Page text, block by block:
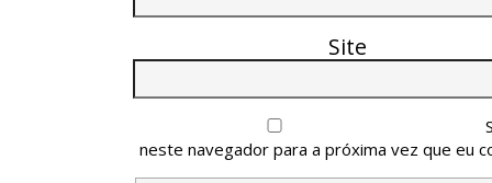
Site
neste navegador para a próxima vez que eu